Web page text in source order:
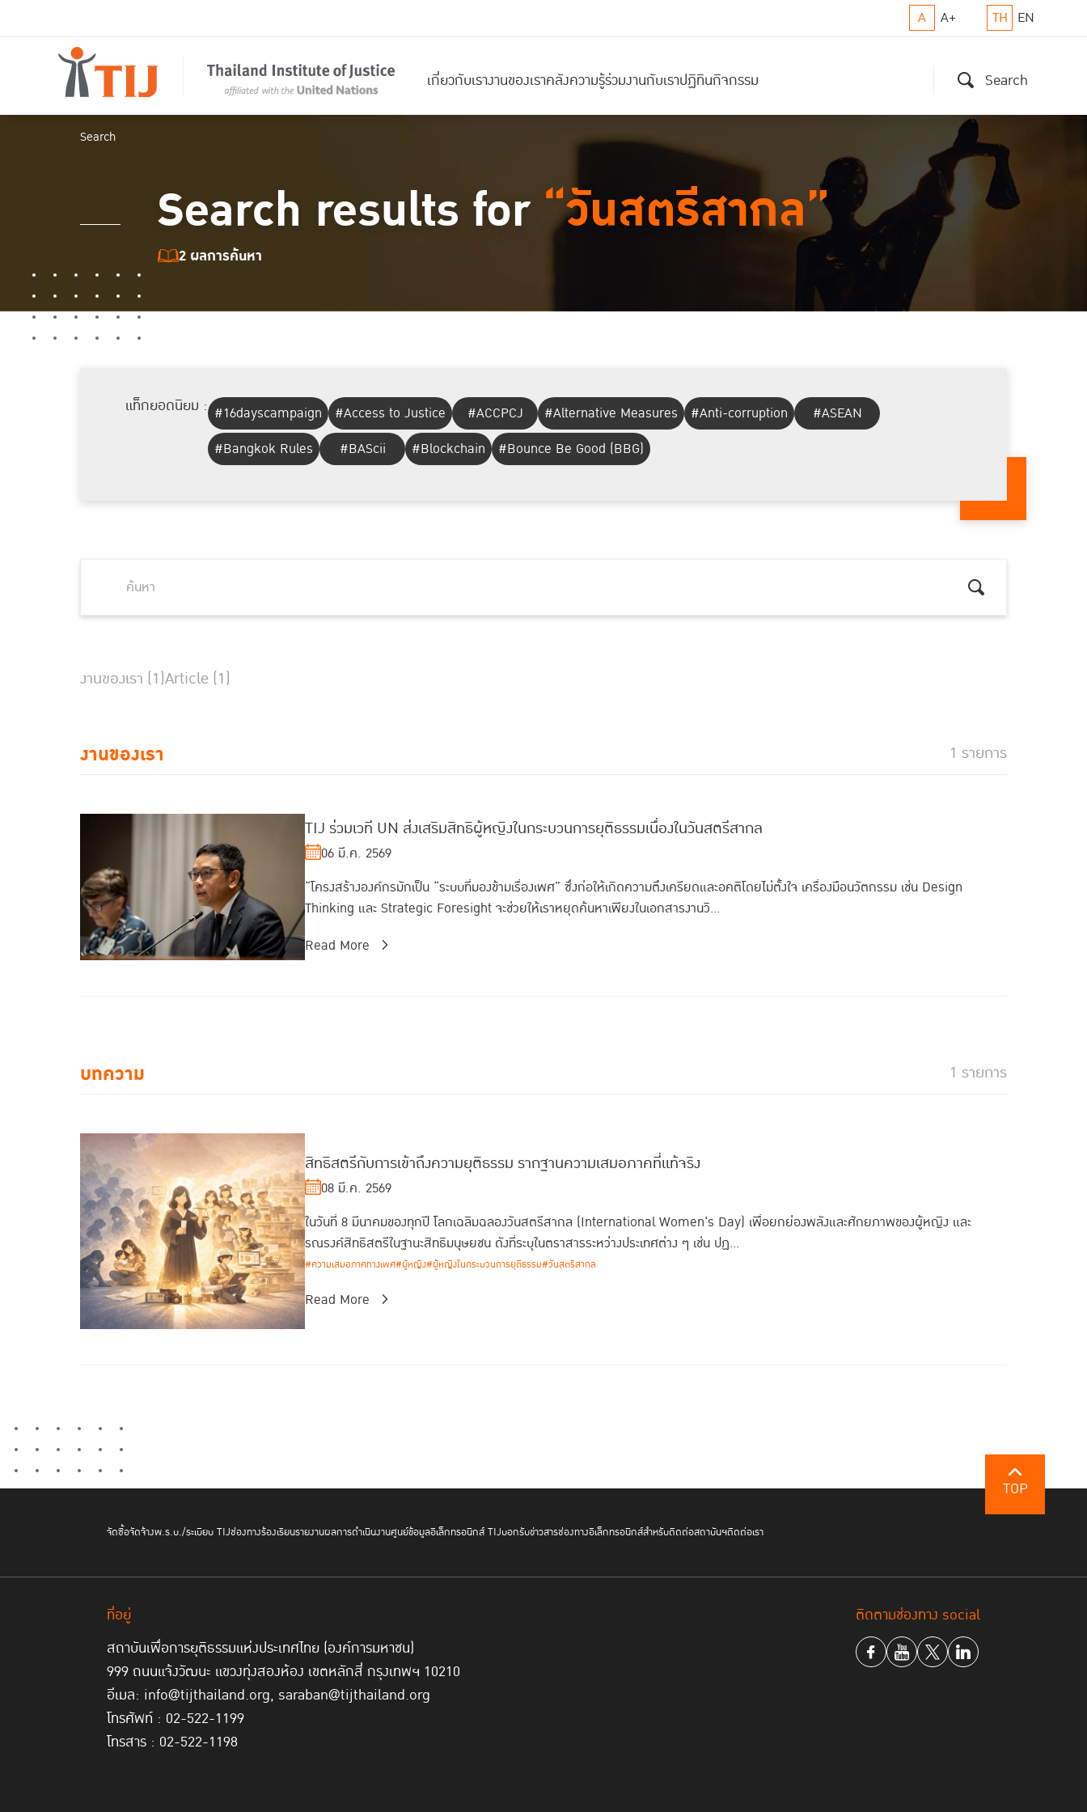
A A+ TH EN
เกี่ยวกับเรางานของเราคลังความรู้ร่วมงานกับเราปฏิทินกิจกรรม Search
Search
Search results for“วันสตรีสากล”
2 ผลการค้นหา
แท็กยอดนิยม : #16dayscampaign #Access to Justice #ACCPCJ #Alternative Measures #Anti-corruption
#ASEAN
#Bangkok Rules
#BAScii #Blockchain #Bounce Be Good (BBG)
งานของเรา (1)Article (1)
งานของเรา 1 รายการ
TIJ ร่วมเวที UN ส่งเสริมสิทธิผู้หญิงในกระบวนการยุติธรรมเนื่องในวันสตรีสากล
06 มี.ค. 2569
“โครงสร้างองค์กรมักเป็น “ระบบที่มองข้ามเรื่องเพศ” ซึ่งก่อให้เกิดความตึงเครียดและอคติโดยไม่ตั้งใจ เครื่องมือนวัตกรรม เช่น Design
Thinking และ Strategic Foresight จะช่วยให้เราหยุดค้นหาเพียงในเอกสารงานวิ...
Read More
บทความ 1 รายการ
สิทธิสตรีกับการเข้าถึงความยุติธรรม รากฐานความเสมอภาคที่แท้จริง
08 มี.ค. 2569
ในวันที่ 8 มีนาคมของทุกปี โลกเฉลิมฉลองวันสตรีสากล (International Women's Day) เพื่อยกย่องพลังและศักยภาพของผู้หญิง และ
รณรงค์สิทธิสตรีในฐานะสิทธิมนุษยชน ดังที่ระบุในตราสารระหว่างประเทศต่าง ๆ เช่น ปฏ...
#ความเสมอภาคทางเพศ#ผู้หญิง#ผู้หญิงในกระบวนการยุติธรรม#วันสตรีสากล
Read More
TOP
จัดซื้อจัดจ้างพ.ร.บ./ระเบียบ TIJช่องทางร้องเรียนรายงานผลการดำเนินงานศูนย์ข้อมูลอิเล็กทรอนิกส์ TIJบอกรับข่าวสารช่องทางอิเล็กทรอนิกส์สำหรับติดต่อสถาบันฯติดต่อเรา
ที่อยู่
สถาบันเพื่อการยุติธรรมแห่งประเทศไทย (องค์การมหาชน)
999 ถนนแจ้งวัฒนะ แขวงทุ่งสองห้อง เขตหลักสี่ กรุงเทพฯ 10210
อีเมล: info@tijthailand.org, saraban@tijthailand.org
โทรศัพท์ : 02-522-1199
โทรสาร : 02-522-1198
ติดตามช่องทาง social